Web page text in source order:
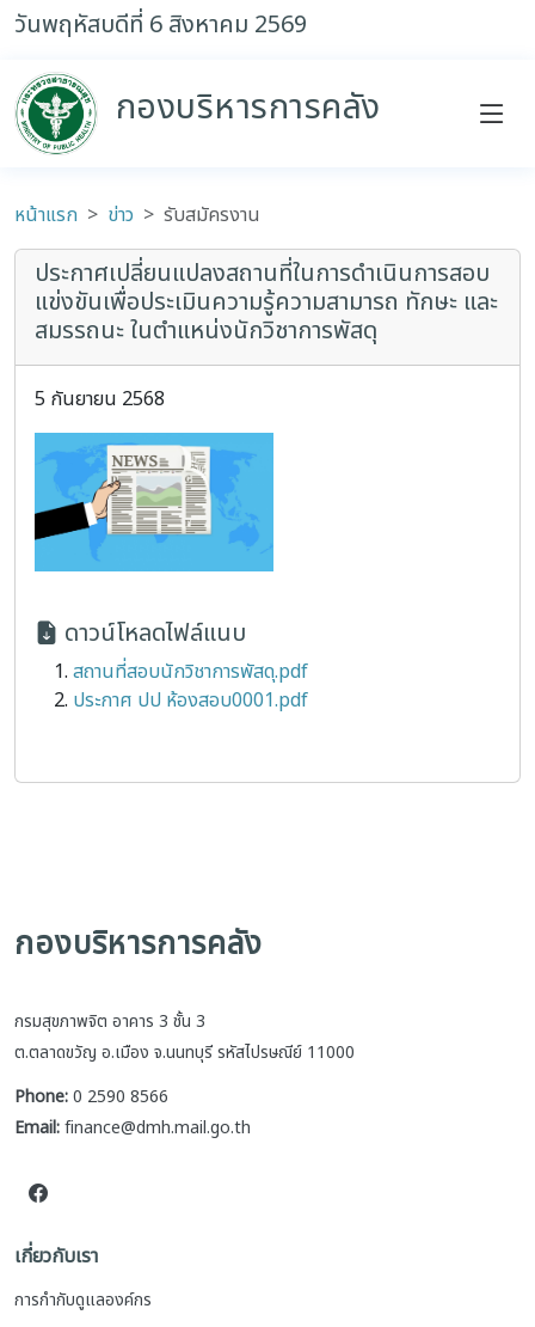
วันพฤหัสบดีที่ 6 สิงหาคม 2569
กองบริหารการคลัง
หน้าแรก ข่าว รับสมัครงาน
ประกาศเปลี่ยนแปลงสถานที่ในการดำเนินการสอบ
แข่งขันเพื่อประเมินความรู้ความสามารถ ทักษะ และ
สมรรถนะ ในตำแหน่งนักวิชาการพัสดุ
5 กันยายน 2568
ดาวน์โหลดไฟล์แนบ
สถานที่สอบนักวิชาการพัสดุ.pdf
ประกาศ ปป ห้องสอบ0001.pdf
กองบริหารการคลัง
กรมสุขภาพจิต อาคาร 3 ชั้น 3
ต.ตลาดขวัญ อ.เมือง จ.นนทบุรี รหัสไปรษณีย์ 11000
Phone:0 2590 8566
Email:finance@dmh.mail.go.th
เกี่ยวกับเรา
การกำกับดูแลองค์กร